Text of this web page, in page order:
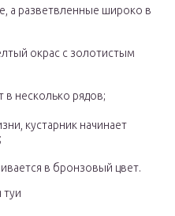
а разветвленные широко в
окрас с золотистым
в несколько рядов;
кустарник начинает
в бронзовый цвет.
туи